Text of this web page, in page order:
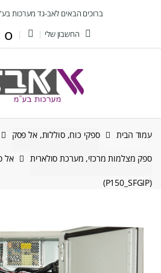
ברוכים הבאים לאב-גד מערכות
החשבון שלי
עמוד הבית ספקי כוח, סוללות, אל פסק
ספק מצלמות מרכזי, מערכת סולארית
(P150_SFGIP)